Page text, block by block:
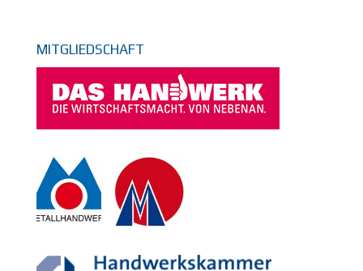
MITGLIEDSCHAFT